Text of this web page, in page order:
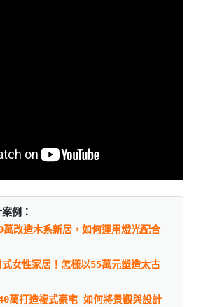
例：
萬改造木系新居，如何運用燈光配合
式女性家居！怎樣以55萬元塑造太古
萬打造複式豪宅 如何將景觀與設計